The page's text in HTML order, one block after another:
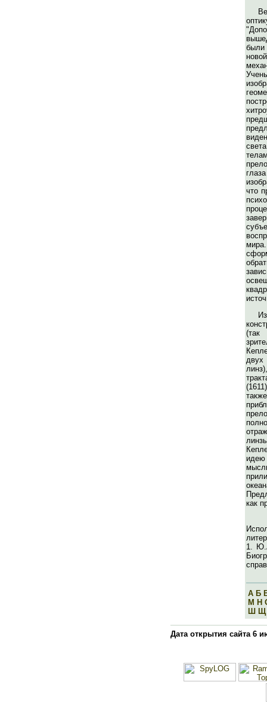
что
как
1.
А Б
М Н
Ш Щ
Дата открытия сайта 6